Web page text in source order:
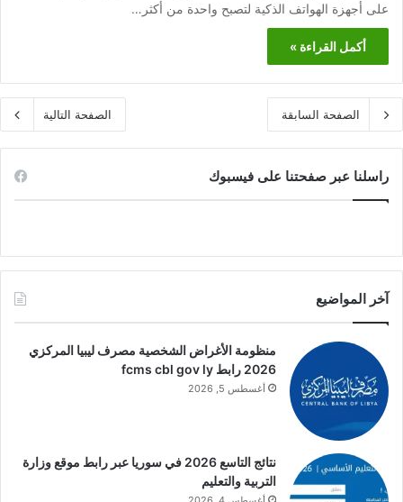
على أجهزة الهواتف الذكية لتصبح واحدة من أكثر…
أكمل القراءة »
الصفحة السابقة الصفحة التالية
راسلنا عبر صفحتنا على فيسبوك
آخر المواضيع
منظومة الأغراض الشخصية مصرف ليبيا المركزي
2026 رابط fcms cbl gov ly
أغسطس 5, 2026
نتائج التاسع 2026 في سوريا عبر رابط موقع وزارة
التربية والتعليم